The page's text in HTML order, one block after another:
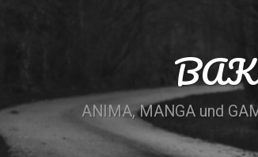
ANIMA, MANGA und